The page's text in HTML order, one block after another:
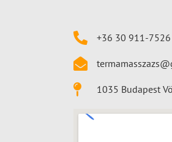
+36 30 911-7526
1035 Budapest